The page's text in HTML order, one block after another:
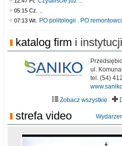
05:15 Cz. ..
07:13 Wt. PO politologii . PO
katalog firm i instytucji
ul.
tel. (54)
Zobacz wszystkie
strefa video
Ni To Ponk - W oczach
sixf33t .Last Year DRONE
Włocławek
XXIII Sesja Rady Miasta